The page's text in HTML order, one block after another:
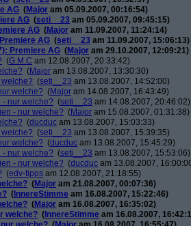
AG (Major am 05.09.2007, 00:16:54)
AG (seti__23 am 05.09.2007, 09:45:15)
AG (Major am 11.09.2007, 11:24:14)
AG (seti__23 am 11.09.2007, 15:06:13)
Premiere AG (Major am 29.10.2007, 12:09:21)
(G.M.C am 12.08.2007, 20:33:42)
(Major am 13.08.2007, 13:30:30)
welche? (seti__23 am 13.08.2007, 14:52:00)
welche? (Major am 14.08.2007, 16:43:49)
- nur welche? (seti__23 am 14.08.2007, 20:46:02)
- nur welche? (Major am 15.08.2007, 01:31:38)
(ducduc am 13.08.2007, 15:03:33)
welche? (seti__23 am 13.08.2007, 15:39:35)
welche? (ducduc am 13.08.2007, 15:45:29)
- nur welche? (seti__23 am 13.08.2007, 15:53:06)
- nur welche? (ducduc am 13.08.2007,
(edv-tipps am 12.08.2007, 21:18:55)
(Major am 21.08.2007, 00:07:36)
( InnereStimme am 16.08.2007, 15:22:46)
(Major am 16.08.2007, 16:35:02)
welche? ( InnereStimme am 16.08.2007,